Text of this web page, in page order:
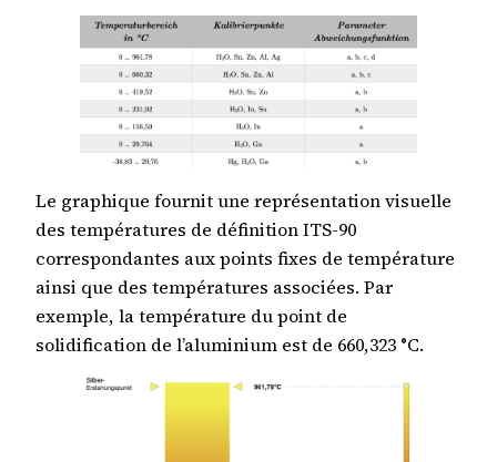
Le graphique fournit une représentation visuelle
des températures de définition ITS-90
correspondantes aux points fixes de température
ainsi que des températures associées. Par
exemple, la température du point de
solidification de l’aluminium est de 660,323 °C.